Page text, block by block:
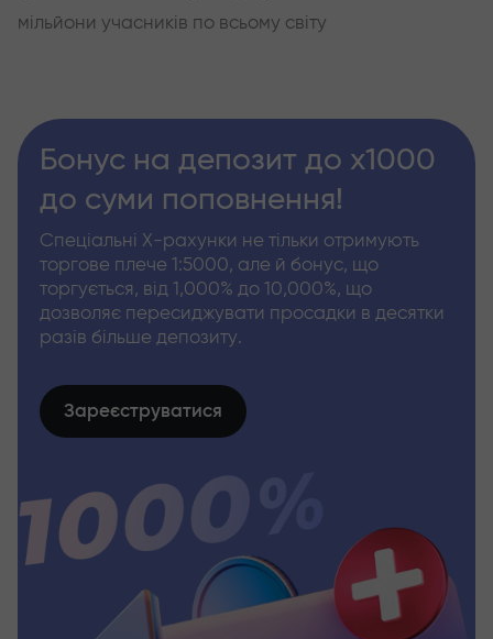
мільйони учасників по всьому світу
Бонус на депозит до х1000
до суми поповнення!
Спеціальні Х-рахунки не тільки отримують
торгове плече 1:5000, але й бонус, що
торгується, від 1,000% до 10,000%, що
дозволяє пересиджувати просадки в десятки
разів більше депозиту.
Зареєструватися